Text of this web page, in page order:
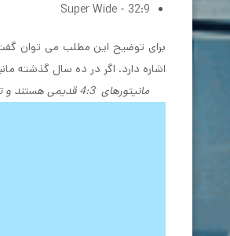
32:9 - Super Wide
اشاره دارد. اگر در ده سال گذشته مانیتوری
مانیتورهای 4:3 قدیمی هستند و تا حد زیادی حذف شده است و رایج ترین آنها امروز 16:10، 16:9 و 21:9 است که 21:9 عریض ترین آنهاست.